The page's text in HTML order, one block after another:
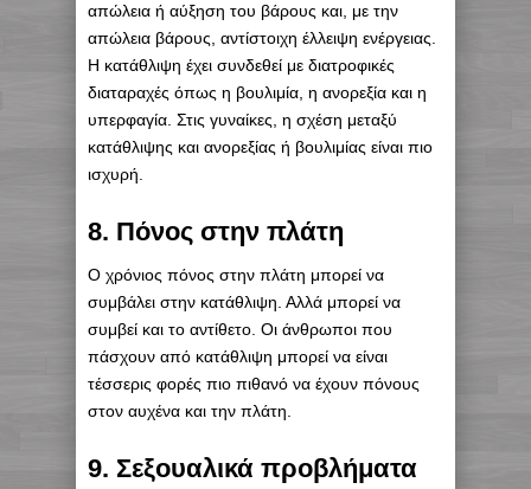
απώλεια ή αύξηση του βάρους και, με την
απώλεια βάρους, αντίστοιχη έλλειψη ενέργειας.
Η κατάθλιψη έχει συνδεθεί με διατροφικές
διαταραχές όπως η βουλιμία, η ανορεξία και η
υπερφαγία. Στις γυναίκες, η σχέση μεταξύ
κατάθλιψης και ανορεξίας ή βουλιμίας είναι πιο
ισχυρή.
8. Πόνος στην πλάτη
Ο χρόνιος πόνος στην πλάτη μπορεί να
συμβάλει στην κατάθλιψη. Αλλά μπορεί να
συμβεί και το αντίθετο. Οι άνθρωποι που
πάσχουν από κατάθλιψη μπορεί να είναι
τέσσερις φορές πιο πιθανό να έχουν πόνους
στον αυχένα και την πλάτη.
9. Σεξουαλικά προβλήματα